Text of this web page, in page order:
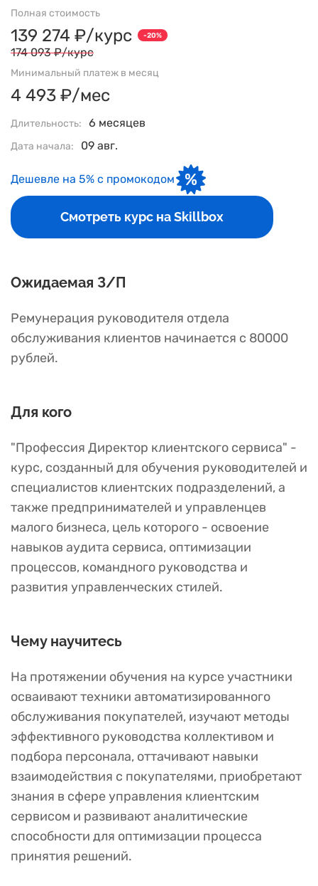
Полная стоимость
174 093 ₽/курс
139 274 ₽/курс -20%
Минимальный платеж в месяц
4 493 ₽/мес
Длительность: 6 месяцев
Дата начала: 09 авг.
Дешевле на 5% с промокодом
Смотреть курс на Skillbox
Ожидаемая З/П
Ремунерация руководителя отдела
обслуживания клиентов начинается с 80000
рублей.
Для кого
"Профессия Директор клиентского сервиса" -
курс, созданный для обучения руководителей и
специалистов клиентских подразделений, а
также предпринимателей и управленцев
малого бизнеса, цель которого - освоение
навыков аудита сервиса, оптимизации
процессов, командного руководства и
развития управленческих стилей.
Чему научитесь
На протяжении обучения на курсе участники
осваивают техники автоматизированного
обслуживания покупателей, изучают методы
эффективного руководства коллективом и
подбора персонала, оттачивают навыки
взаимодействия с покупателями, приобретают
знания в сфере управления клиентским
сервисом и развивают аналитические
способности для оптимизации процесса
принятия решений.